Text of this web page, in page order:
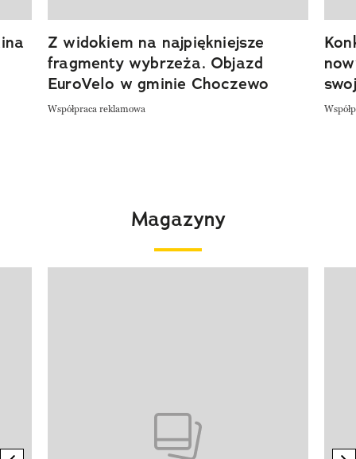
Z widokiem na najpiękniejsze
fragmenty wybrzeża. Objazd
EuroVelo w gminie Choczewo
Współpraca reklamowa
Magazyny